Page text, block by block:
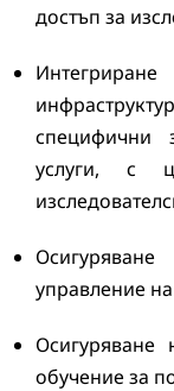
достъп за
специфични
услуги, с
управление
обучение за